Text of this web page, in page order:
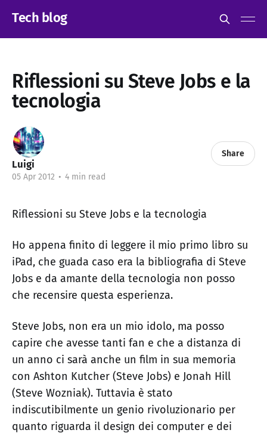
Tech blog
Riflessioni su Steve Jobs e la
tecnologia
Luigi
05 Apr 2012 • 4 min read
Share
Riflessioni su Steve Jobs e la tecnologia
Ho appena finito di leggere il mio primo libro su
iPad, che guada caso era la bibliografia di Steve
Jobs e da amante della tecnologia non posso
che recensire questa esperienza.
Steve Jobs, non era un mio idolo, ma posso
capire che avesse tanti fan e che a distanza di
un anno ci sarà anche un film in sua memoria
con Ashton Kutcher (Steve Jobs) e Jonah Hill
(Steve Wozniak). Tuttavia è stato
indiscutibilmente un genio rivoluzionario per
quanto riguarda il design dei computer e dei